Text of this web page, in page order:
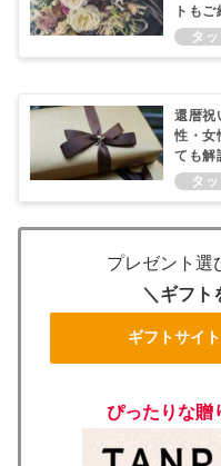
トもご
還暦祝
性・女
ても解
プレゼント選
＼ギフト
ギフトサイ
ぴったりな贈